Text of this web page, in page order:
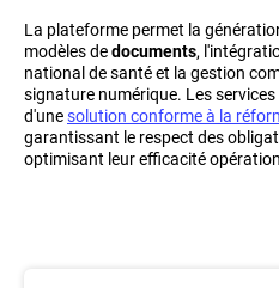
La plateforme permet la
modèles dedocuments,
national de santé et la gestion
signature numérique. Les
d'unesolution conforme à la
garantissant le respect des
optimisant leur efficacité